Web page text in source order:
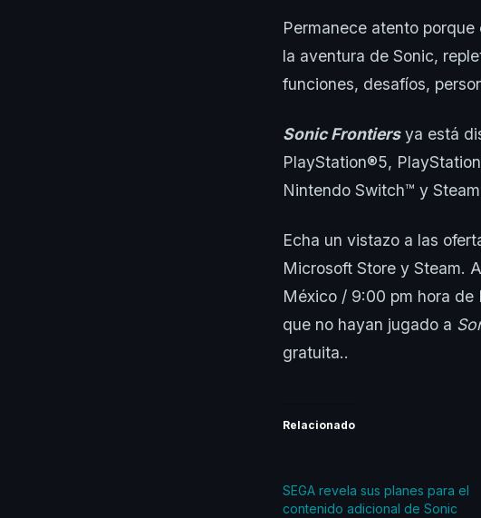
Permanece atento
la aventura de Sonic,
funciones, desafíos,
Sonic Frontiersya está
PlayStation®️5,
Nintendo Switch™️ y
Echa un vistazo a las
Microsoft Store y Steam.
México / 9:00 pm hora de
que no hayan jugado a
gratuita..
Relacionado
SEGA revela sus planes para el
contenido adicional de Sonic